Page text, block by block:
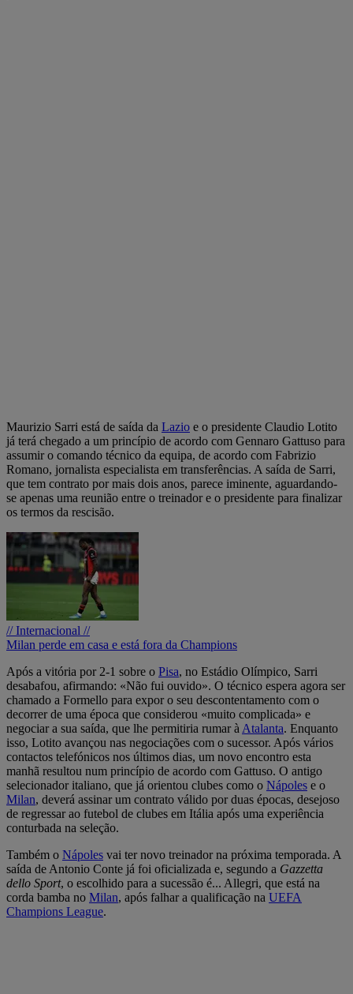
Maurizio Sarri está de saída da Lazio e o presidente Claudio Lotito
já terá chegado a um princípio de acordo com Gennaro Gattuso para
assumir o comando técnico da equipa, de acordo com Fabrizio
Romano, jornalista especialista em transferências. A saída de Sarri,
que tem contrato por mais dois anos, parece iminente, aguardando-
se apenas uma reunião entre o treinador e o presidente para finalizar
os termos da rescisão.
// Internacional //
Milan perde em casa e está fora da Champions
Após a vitória por 2-1 sobre o Pisa, no Estádio Olímpico, Sarri
desabafou, afirmando: «Não fui ouvido». O técnico espera agora ser
chamado a Formello para expor o seu descontentamento com o
decorrer de uma época que considerou «muito complicada» e
negociar a sua saída, que lhe permitiria rumar à Atalanta. Enquanto
isso, Lotito avançou nas negociações com o sucessor. Após vários
contactos telefónicos nos últimos dias, um novo encontro esta
manhã resultou num princípio de acordo com Gattuso. O antigo
selecionador italiano, que já orientou clubes como o Nápoles e o
Milan, deverá assinar um contrato válido por duas épocas, desejoso
de regressar ao futebol de clubes em Itália após uma experiência
conturbada na seleção.
Também o Nápoles vai ter novo treinador na próxima temporada. A
saída de Antonio Conte já foi oficializada e, segundo a Gazzetta
dello Sport, o escolhido para a sucessão é... Allegri, que está na
corda bamba no Milan, após falhar a qualificação na UEFA
Champions League.